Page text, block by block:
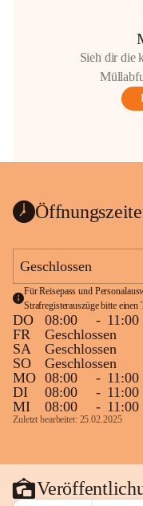
Sieh dir die
Geschlossen
Für Reisepass und
Strafregisterauszüge bitte einen
DO 08:00 - 11:00
FR
Geschlossen
SA
Geschlossen
SO
Geschlossen
MO 08:00 - 11:00
DI
08:00 - 11:00
MI
08:00 - 11:00
Zuletzt bearbeitet: 25.02.2025